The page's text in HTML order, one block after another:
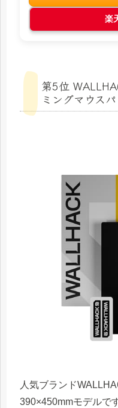
楽
第5位
ミングマウス
人気ブランド
390×450mmモデルで